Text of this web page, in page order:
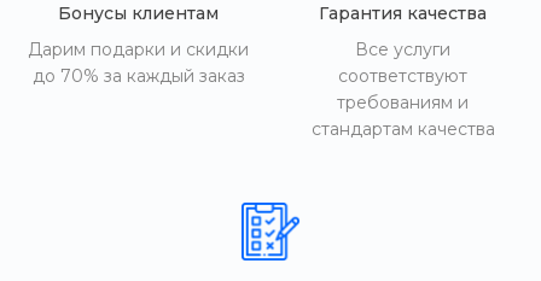
Бонусы клиентам
Дарим подарки и скидки
до 70% за каждый заказ
Гарантия качества
Все услуги
соответствуют
требованиям и
стандартам качества